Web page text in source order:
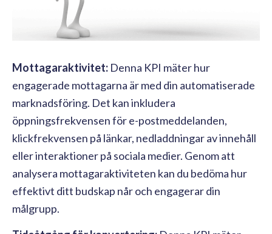
Mottagaraktivitet: Denna KPI mäter hur
engagerade mottagarna är med din automatiserade
marknadsföring. Det kan inkludera
öppningsfrekvensen för e-postmeddelanden,
klickfrekvensen på länkar, nedladdningar av innehåll
eller interaktioner på sociala medier. Genom att
analysera mottagaraktiviteten kan du bedöma hur
effektivt ditt budskap når och engagerar din
målgrupp.